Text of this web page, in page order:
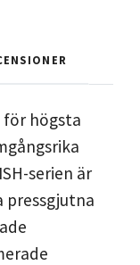
högsta
serien är
pressgjutna